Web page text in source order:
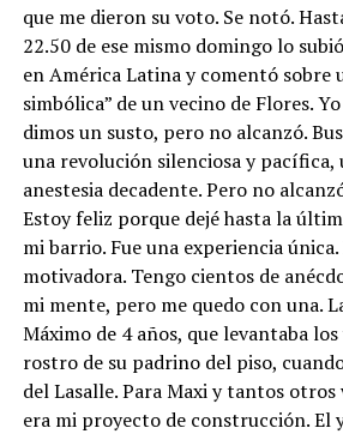
que me dieron su voto. Se notó.
22.50 de ese mismo domingo lo
en América Latina y comentó sobre
simbólica” de un vecino de Flores.
dimos un susto, pero no alcanzó.
una revolución silenciosa y pacífica,
anestesia decadente. Pero no
Estoy feliz porque dejé hasta la
mi barrio. Fue una experiencia
motivadora. Tengo cientos de
mi mente, pero me quedo con una.
Máximo de 4 años, que levantaba
rostro de su padrino del piso,
del Lasalle. Para Maxi y tantos
era mi proyecto de construcción. El